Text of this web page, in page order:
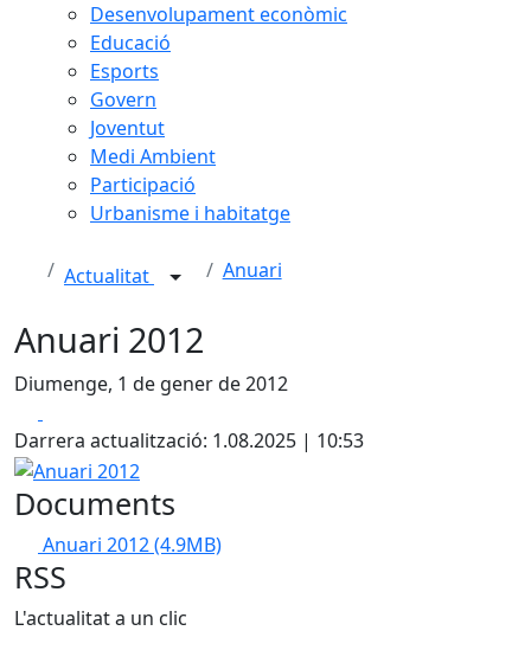
Desenvolupament econòmic
Educació
Esports
Govern
Joventut
Medi Ambient
Participació
Urbanisme i habitatge
Actualitat Anuari
Anuari 2012
Diumenge, 1 de gener de 2012
Darrera actualització: 1.08.2025 | 10:53
Anuari 2012
Documents
Anuari 2012(4.9MB)
RSS
L'actualitat a un clic